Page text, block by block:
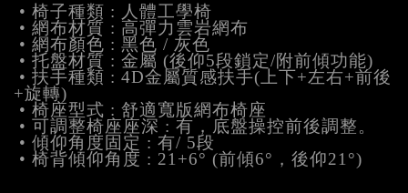
• 椅子種類 : 人體工學椅
• 網布材質 : 高彈力雲岩網布
• 網布顏色 : 黑色 / 灰色
• 托盤材質 : 金屬 (後仰5段鎖定/附前傾功能)
• 扶手種類 : 4D金屬質感扶手(上下+左右+前後
+旋轉)
• 椅座型式 : 舒適寬版網布椅座
• 可調整椅座座深 : 有，底盤操控前後調整。
• 傾仰角度固定 : 有/ 5段
• 椅背傾仰角度 : 21+6° (前傾6°，後仰21°)